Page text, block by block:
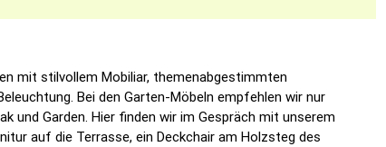
mit stilvollem Mobiliar, themenabgestimmten
Bei den Garten-Möbeln empfehlen wir nur
und Garden. Hier finden wir im Gespräch mit unserem
auf die Terrasse, ein Deckchair am Holzsteg des